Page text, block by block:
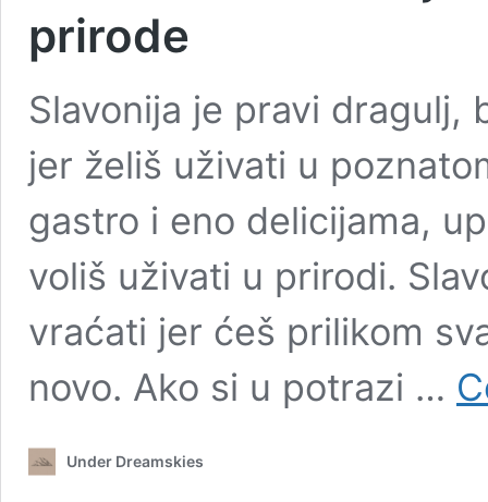
prirode
Slavonija je pravi dragulj,
jer želiš uživati u
gastro i eno delicijama,
voliš uživati u prirodi.
vraćati jer ćeš prilikom
novo. Ako si u potrazi …
Under Dreamskies